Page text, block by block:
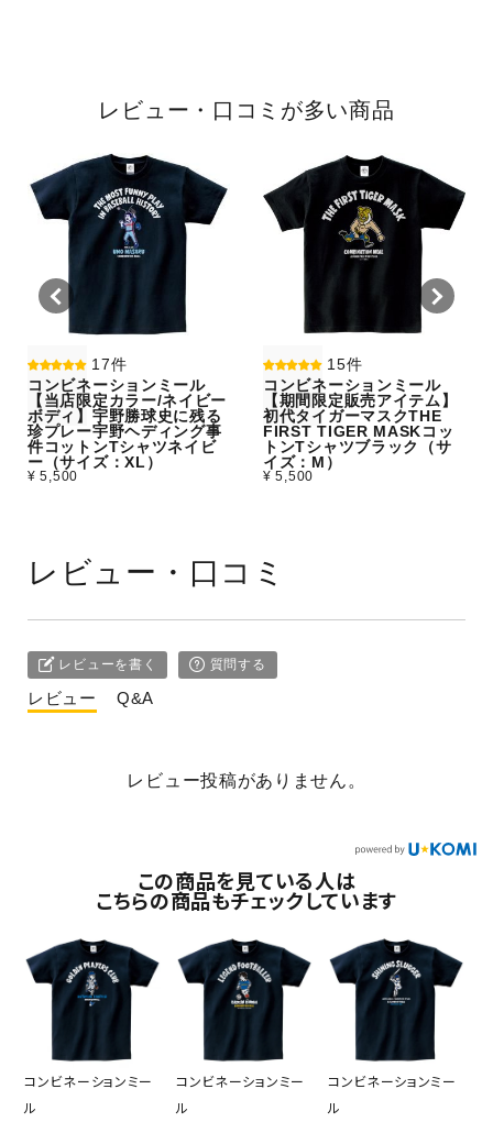
レビュー・口コミが多い商品
17件
コンビネーションミール
【当店限定カラー/ネイビー
ボディ】宇野勝球史に残る
珍プレー宇野ヘディング事
件コットンTシャツネイビ
ー（サイズ：XL）
¥ 5,500
15件
コンビネーションミール
【期間限定販売アイテム】
初代タイガーマスクTHE
FIRST TIGER MASKコッ
トンTシャツブラック（サ
イズ：M）
¥ 5,500
レビュー・口コミ
レビューを書く 質問する
レビュー Q&A
レビュー投稿がありません。
この商品を見ている人は
こちらの商品もチェックしています
コンビネーションミー
ル
コンビネーションミー
ル
コンビネーションミー
ル